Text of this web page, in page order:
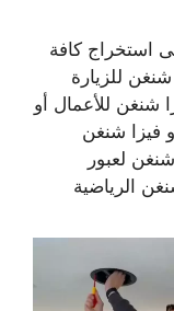
استخراج كافة
للزيارة
شنغن للأعمال أو
فيزا شنغن
لعبور
الرياضية